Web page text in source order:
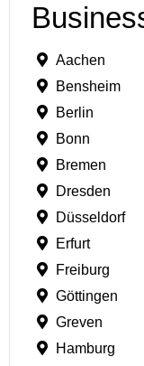
Aachen
Bensheim
Berlin
Bonn
Bremen
Dresden
Düsseldorf
Erfurt
Freiburg
Göttingen
Greven
Hamburg